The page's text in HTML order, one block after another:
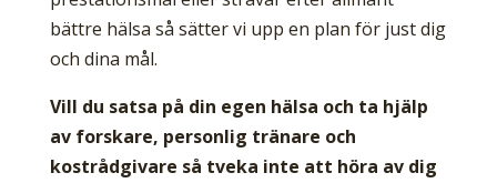
bättre hälsa så sätter vi upp en plan för just dig
och dina mål.
Vill du satsa på din egen hälsa och ta hjälp
av forskare, personlig tränare och
kostrådgivare så tveka inte att höra av dig